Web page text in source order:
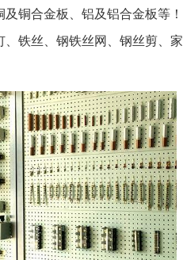
铜合金板、铝及铝合金板等
铁丝、钢铁丝网、钢丝剪、